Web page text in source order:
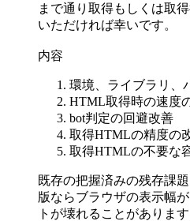
まで通り取得もしくは取
いただければ幸いです。
内容
環境、ライブラリ、
HTML取得時の速度
bot判定の回避改善
取得HTMLの精度の
取得HTMLの不要な
既存の把握済みの残存課
版ならブラウザの表示幅
トが壊れることがありま